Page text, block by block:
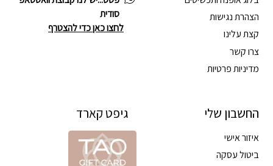
הצהרת נגישות
קצת עלינו
צרו קשר
מדיניות פרטיות
החשבון שלי
איזור אישי
ביטול עסקה
סודית
לחצו כאן כדי להצטרף
גיפט קארד